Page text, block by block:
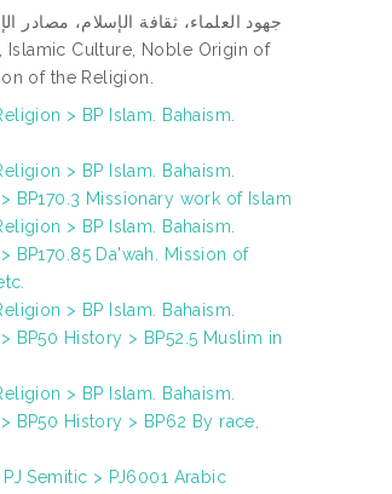
جهود العلماء، ثقافة الإسلام، مصادر
of the Religion.
> BP Islam. Bahaism.
> BP Islam. Bahaism.
BP170.3 Missionary work of Islam
> BP Islam. Bahaism.
BP170.85 Da'wah. Mission of
> BP Islam. Bahaism.
BP50 History > BP52.5 Muslim in
> BP Islam. Bahaism.
BP50 History > BP62 By race,
Semitic > PJ6001 Arabic